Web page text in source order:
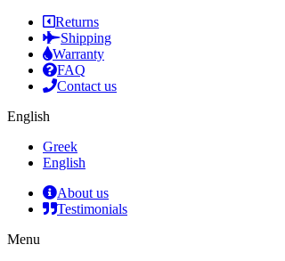
Returns
Shipping
Warranty
FAQ
Contact us
English
Greek
English
About us
Testimonials
Menu